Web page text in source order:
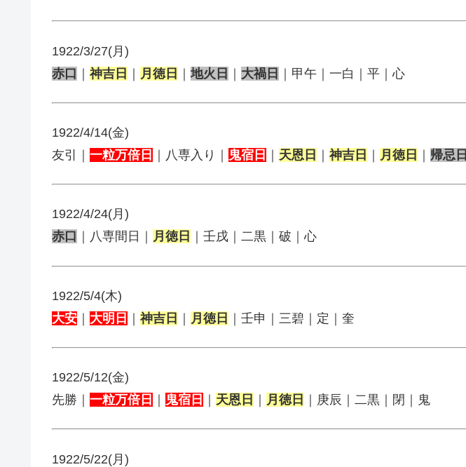
1922/3/27(月)
赤口 ｜ 神吉日 ｜ 月徳日 ｜地火日 ｜ 大禍日 ｜甲午｜一白｜平｜心
1922/4/14(金)
友引｜ 一粒万倍日 ｜八専入り｜ 鬼宿日 天恩日 神吉日 月徳日 帰忌日
1922/4/24(月)
赤口
｜八専間日｜ 月徳日 ｜壬戌｜二黒｜破｜心
1922/5/4(木)
大安 ｜ 大明日 ｜ 神吉日 ｜ 月徳日 ｜壬申｜三碧｜定｜奎
1922/5/12(金)
先勝｜ 一粒万倍日 鬼宿日 天恩日 月徳日 ｜庚辰｜二黒｜閉｜鬼
1922/5/22(月)